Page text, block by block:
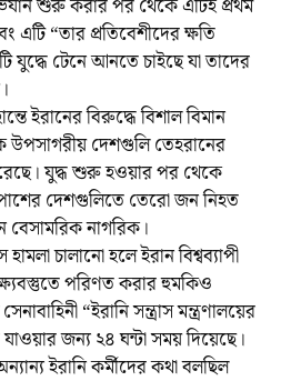
শুরু করার পর থেকে এটিই প্রথম
এটি “তার প্রতিবেশীদের ক্ষতি
টেনে আনতে চাইছে যা তাদের
ইরানের বিরুদ্ধে বিশাল বিমান
দেশগুলি তেহরানের
যুদ্ধ শুরু হওয়ার পর থেকে
দেশগুলিতে তেরো জন নিহত
নাগরিক।
চালানো হলে ইরান বিশ্বব্যাপী
পরিণত করার হুমকিও
“ইরানি সন্ত্রাস মন্ত্রণালয়ের
জন্য ২৪ ঘন্টা সময় দিয়েছে।
ইরানি কর্মীদের কথা বলছিল